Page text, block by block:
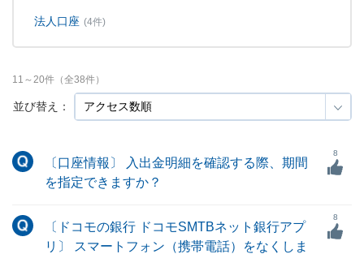
法人口座 (4件)
並び替え：
11 ～20件（全38件）
〔口座情報〕 入出金明細を確認する際、期間
を指定できますか？
8
〔ドコモの銀行 ドコモSMTBネット銀行アプ
リ〕 スマートフォン（携帯電話）をなくしま
8